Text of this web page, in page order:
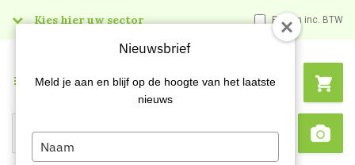
Kies hier uw sector Prijzen inc. BTW
Search
Menu
Nieuwsbrief
Meld je aan en blijf op de hoogte van het laatste
nieuws
Type
your